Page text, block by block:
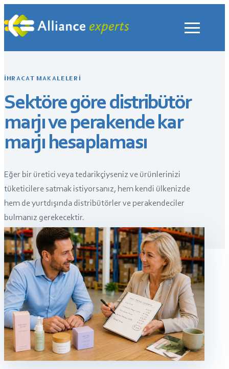
geç
İHRACAT MAKALELERI
Sektöre göre distribütör
marjı ve perakende kar
marjı hesaplaması
Eğer bir üretici veya tedarikçiyseniz ve ürünlerinizi
tüketicilere satmak istiyorsanız, hem kendi ülkenizde
hem de yurtdışında distribütörler ve perakendeciler
bulmanız gerekecektir.